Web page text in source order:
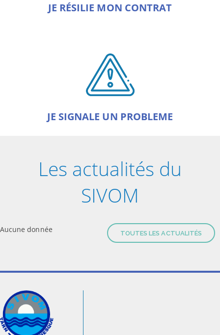
JE RÉSILIE MON CONTRAT
JE SIGNALE UN PROBLEME
Les actualités du
SIVOM
Aucune donnée TOUTES LES ACTUALITÉS